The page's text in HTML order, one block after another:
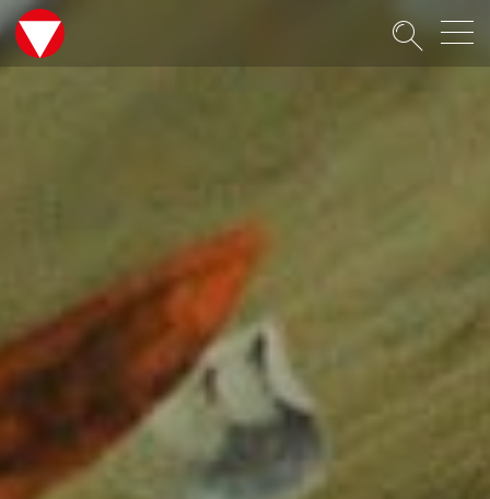
Suche